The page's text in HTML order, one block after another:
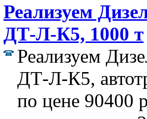
Реализуем
ДТ-Л-К5, 1000 т
Реализуем
ДТ-Л-К5,
по цене 90400